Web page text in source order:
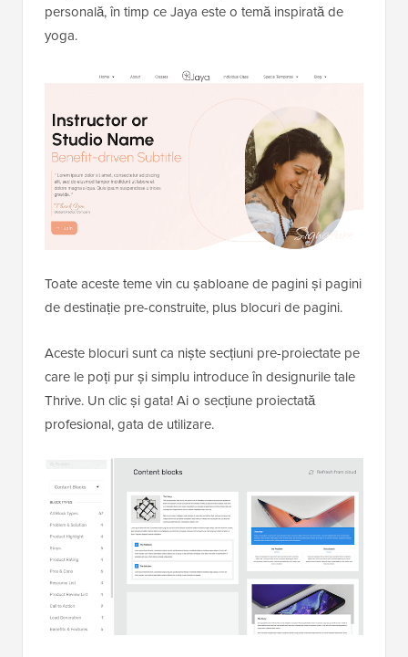
personală, în timp ce Jaya este o temă inspirată de
yoga.
Toate aceste teme vin cu șabloane de pagini și pagini
de destinație pre-construite, plus blocuri de pagini.
Aceste blocuri sunt ca niște secțiuni pre-proiectate pe
care le poți pur și simplu introduce în designurile tale
Thrive. Un clic și gata! Ai o secțiune proiectată
profesional, gata de utilizare.